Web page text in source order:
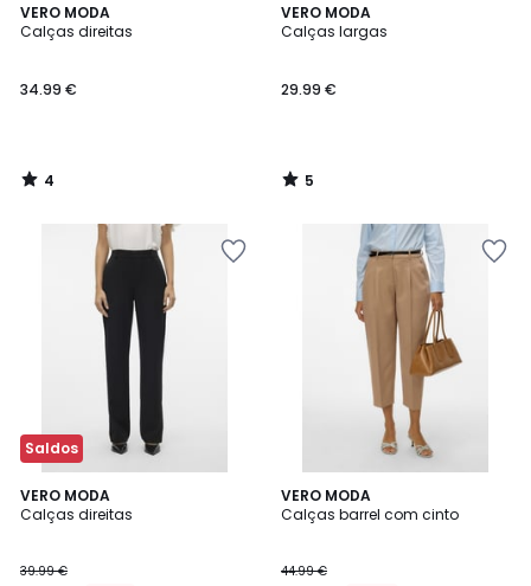
VERO MODA
Calças direitas
34.99 €
4
/
4
/
VERO MODA
Calças largas
29.99 €
5
/
5
/
Saldos
VERO MODA
Calças direitas
39.99 €
4,5
/ 5
VERO MODA
Calças barrel com cinto
44.99 €
4
/